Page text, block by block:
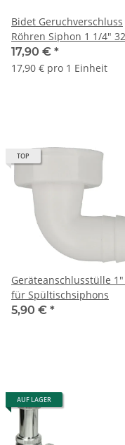
Bidet Geruchverschluss
Röhren Siphon 1 1/4" 32
mm Chrom Abfluss
Ablaufgarnitur
17,90 € *
17,90 € pro 1 Einheit
TOP
Geräteanschlusstülle 1"
für Spültischsiphons
5,90 € *
AUF LAGER